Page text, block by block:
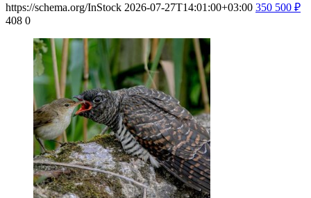
https://schema.org/InStock 2026-07-27T14:01:00+03:00 350 500 ₽
408 0